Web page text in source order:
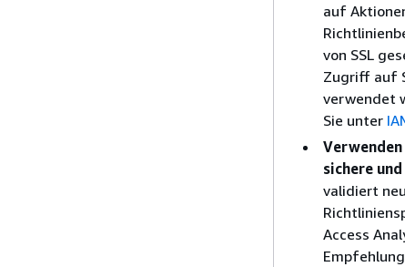
auf
von SSL
Zugriff auf
verwendet
Sie unter
sichere
validiert
Access